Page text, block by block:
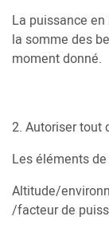
La puissance
la somme des
moment donné.
2. Autoriser tout
Les éléments
Altitude/
/facteur de